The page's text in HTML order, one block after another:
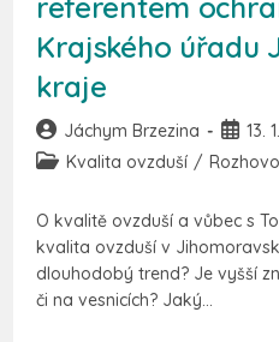
referentem
Krajského úřadu
kraje
Jáchym Brzezina
13.
Kvalita ovzduší /
O kvalitě ovzduší a vůbec s
kvalita ovzduší v
dlouhodobý trend? Je vyšší
či na vesnicích? Jaký…